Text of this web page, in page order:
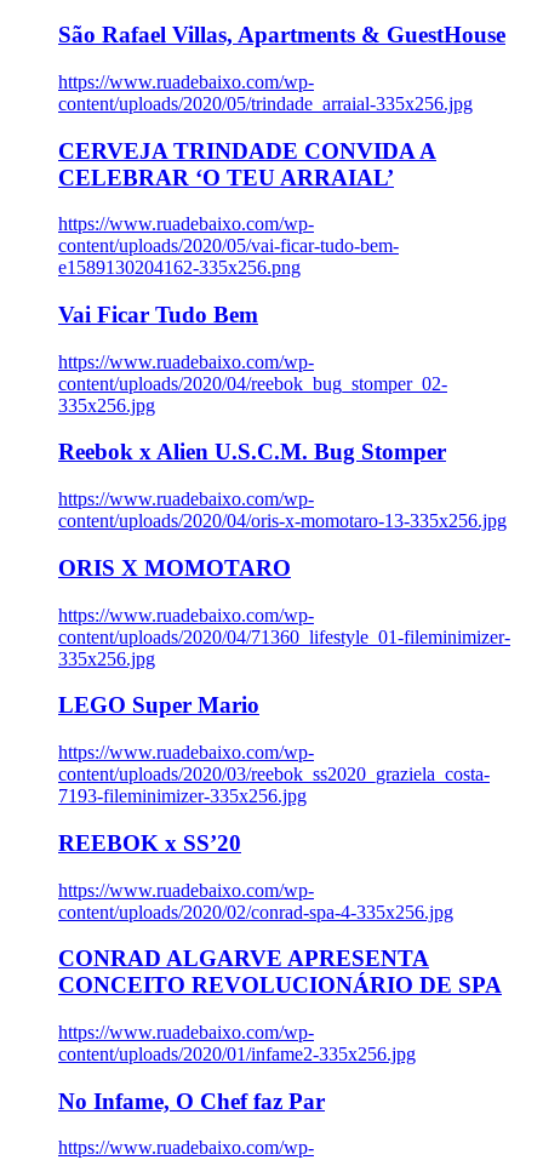
São Rafael Villas, Apartments & GuestHouse
https://www.ruadebaixo.com/wp-
content/uploads/2020/05/trindade_arraial-335x256.jpg
CERVEJA TRINDADE CONVIDA A
CELEBRAR ‘O TEU ARRAIAL’
https://www.ruadebaixo.com/wp-
content/uploads/2020/05/vai-ficar-tudo-bem-
e1589130204162-335x256.png
Vai Ficar Tudo Bem
https://www.ruadebaixo.com/wp-
content/uploads/2020/04/reebok_bug_stomper_02-
335x256.jpg
Reebok x Alien U.S.C.M. Bug Stomper
https://www.ruadebaixo.com/wp-
content/uploads/2020/04/oris-x-momotaro-13-335x256.jpg
ORIS X MOMOTARO
https://www.ruadebaixo.com/wp-
content/uploads/2020/04/71360_lifestyle_01-fileminimizer-
335x256.jpg
LEGO Super Mario
https://www.ruadebaixo.com/wp-
content/uploads/2020/03/reebok_ss2020_graziela_costa-
7193-fileminimizer-335x256.jpg
REEBOK x SS’20
https://www.ruadebaixo.com/wp-
content/uploads/2020/02/conrad-spa-4-335x256.jpg
CONRAD ALGARVE APRESENTA
CONCEITO REVOLUCIONÁRIO DE SPA
https://www.ruadebaixo.com/wp-
content/uploads/2020/01/infame2-335x256.jpg
No Infame, O Chef faz Par
https://www.ruadebaixo.com/wp-